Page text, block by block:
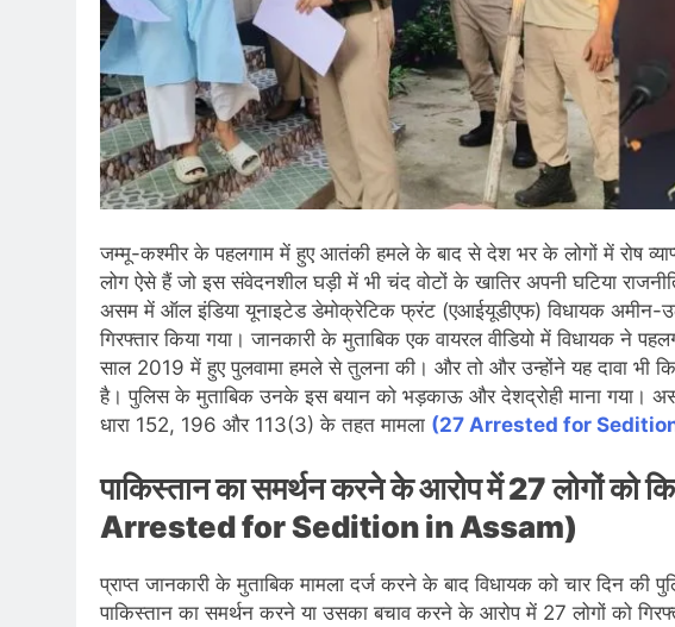
जम्मू-कश्मीर के पहलगाम में हुए आतंकी हमले के बाद से देश भर के लोगों में रोष
लोग ऐसे हैं जो इस संवेदनशील घड़ी में भी चंद वोटों के खातिर अपनी घटिया
असम में ऑल इंडिया यूनाइटेड डेमोक्रेटिक फ्रंट (एआईयूडीएफ) विधायक
गिरफ्तार किया गया। जानकारी के मुताबिक एक वायरल वीडियो में विधायक ने
साल 2019 में हुए पुलवामा हमले से तुलना की। और तो और उन्होंने यह दावा भी
है। पुलिस के मुताबिक उनके इस बयान को भड़काऊ और देशद्रोही माना गया।
धारा 152, 196 और 113(3) के तहत मामला (27 Arrested for
पाकिस्तान का समर्थन करने के आरोप में 27 लोगों को
Arrested for Sedition in Assam)
प्राप्त जानकारी के मुताबिक मामला दर्ज करने के बाद विधायक को चार दिन
पाकिस्तान का समर्थन करने या उसका बचाव करने के आरोप में 27 लोगों को